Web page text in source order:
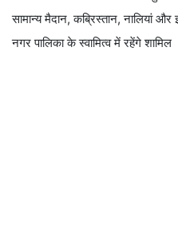
सामान्य मैदान, कब्रिस्तान, नालियां
नगर पालिका के स्वामित्व में रहेंगे शामिल